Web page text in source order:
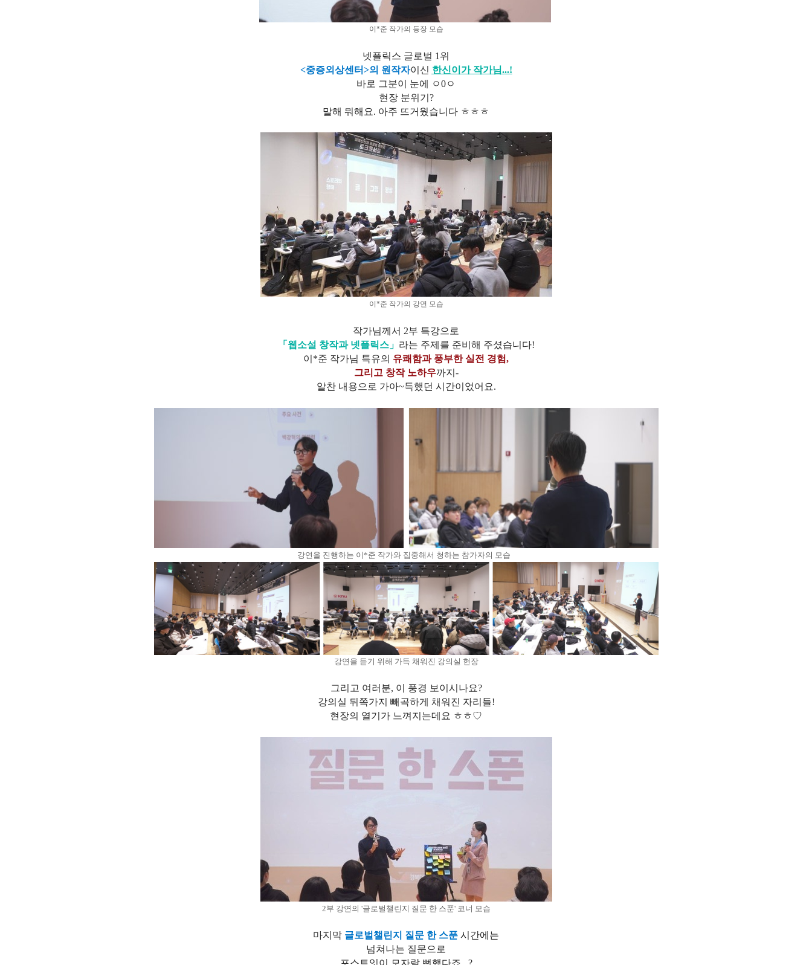
이*준 작가의 등장 모습
넷플릭스 글로벌 1위
<중증외상센터>의 원작자이신 한신이가 작가님...!
바로 그분이 눈에 ㅇ0ㅇ
현장 분위기?
말해 뭐해요. 아주 뜨거웠습니다 ㅎㅎㅎ
이*준 작가의 강연 모습
작가님께서 2부 특강으로
「웹소설 창작과 넷플릭스」 라는 주제를 준비해 주셨습니다!
이*준 작가님 특유의 유쾌함과 풍부한 실전 경험,
그리고 창작 노하우까지-
알찬 내용으로 가아~득했던 시간이었어요.
강연을 진행하는 이*준 작가와 집중해서 청하는 참가자의 모습
강연을 듣기 위해 가득 채워진 강의실 현장
그리고 여러분, 이 풍경 보이시나요?
강의실 뒤쪽가지 빼곡하게 채워진 자리들!
현장의 열기가 느껴지는데요 ㅎㅎ♡
2부 강연의 '글로벌챌린지 질문 한 스푼' 코너 모습
마지막 글로벌챌린지 질문 한 스푼 시간에는
넘쳐나는 질문으로
포스트잇이 모자랄 뻔했다죠...?